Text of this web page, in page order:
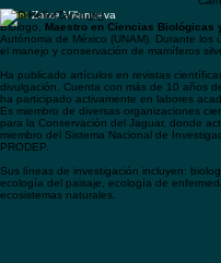
HeliotZarza Villanueva
Biólogo,Maestro en Ciencias Biológicas
Autónoma de México (UNAM). Durante
el manejo y conservación de mamíferos
Ha publicado artículos en revistas
divulgación. Cuenta con más de 10 años
ha participado activamente en labores
Es miembro de diversas organizaciones
para la Conservación del Jaguar, donde
miembro del Sistema Nacional de
PRODEP.
Sus líneas de investigación incluyen: